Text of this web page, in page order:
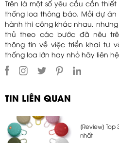
Trên là một số yêu cầu cần
thống loa thông báo. Mỗi dự
hành thi công khác nhau,
thủ theo các bước đã nêu
thông tin về việc triển khai tư
thống loa lớn hay nhỏ hãy liên
TIN LIÊN QUAN
[Review] Top
nhất